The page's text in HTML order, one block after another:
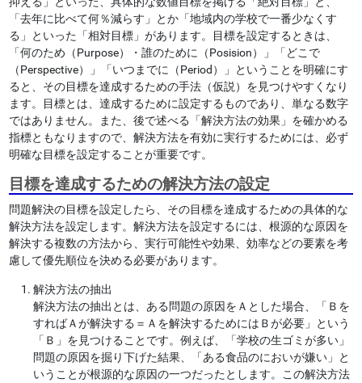
「去年に比べて何％減らす」とか「地域内の学校で一番少なくす
る」といった「相対目標」があります。目標を設定するときは、
「何のため（Purpose）・誰のために（Posision）」「どこで
（Perspective）」「いつまでに（Period）」ということを明確にす
ると、その目標を達成するための手法（仮説）を見つけやすくなり
ます。目標とは、達成するために設定するものであり、単なる数字
ではありません。また、後で述べる「解決方法の効果」を確かめる
指標ともなりますので、解決方法を有効に実行するためには、必ず
明確な目標を設定することが重要です。
目標を達成するための解決方法の設定
問題解決の目標を設定したら、その目標を達成するための具体的な
解決方法を設定します。解決方法を設定するには、根源的な原因を
解決する複数の方法から、実行可能性や効果、効率などの要素を考
慮して優先順位を決める必要があります。
解決方法の抽出
解決方法の抽出とは、ある問題の原因をＡとした場合、「Ｂを
すればＡが解決する＝Ａを解決するためにはＢが必要」という
「Ｂ」を見つけることです。例えば、「学校の生ゴミが多い」
問題の原因を掘り下げた結果、「ある食品のにおいが嫌い」と
いうことが根源的な原因の一つだったとします。この解決方法